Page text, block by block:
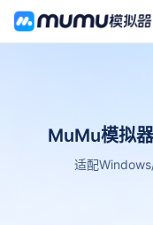
MuMu模拟
适配